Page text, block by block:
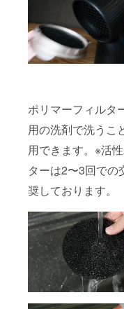
ポリマーフィルタ
用の洗剤で洗うこ
用できます。※活
ターは2〜3回での
奨しております。